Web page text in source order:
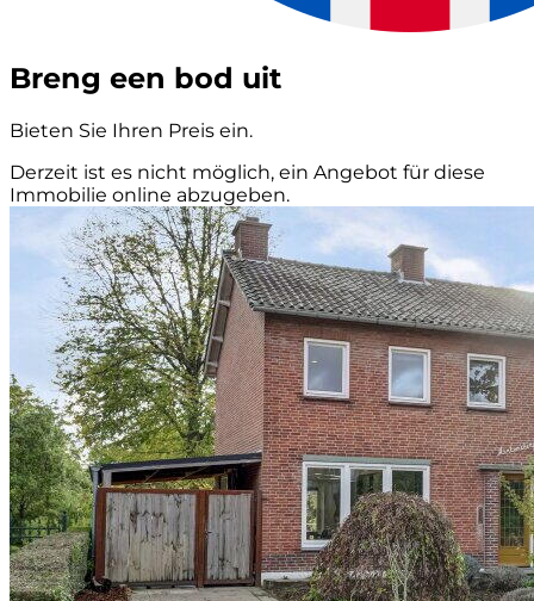
Breng een bod uit
Bieten Sie Ihren Preis ein.
Derzeit ist es nicht möglich, ein Angebot für diese
Immobilie online abzugeben.